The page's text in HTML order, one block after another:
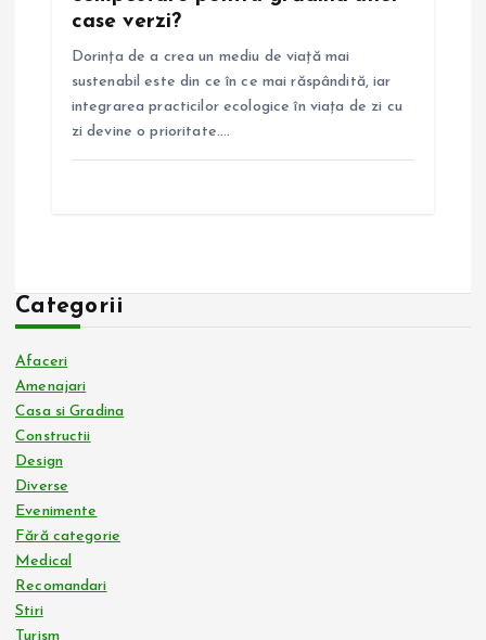
case verzi?
Dorința de a crea un mediu de viață mai
sustenabil este din ce în ce mai răspândită, iar
integrarea practicilor ecologice în viața de zi cu
zi devine o prioritate.…
Categorii
Afaceri
Amenajari
Casa si Gradina
Constructii
Design
Diverse
Evenimente
Fără categorie
Medical
Recomandari
Stiri
Turism